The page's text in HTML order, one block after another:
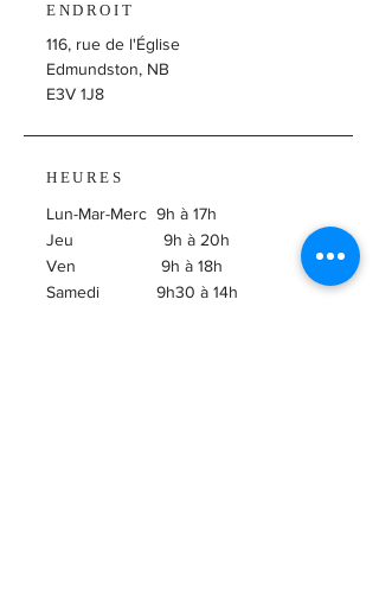
ENDROIT
116, rue de l'Église
Edmundston, NB
E3V 1J8
HEURES
Lun-Mar-Merc 9h à 17h
Jeu 9h à 20h
Ven 9h à 18h
Samedi 9h30 à 14h